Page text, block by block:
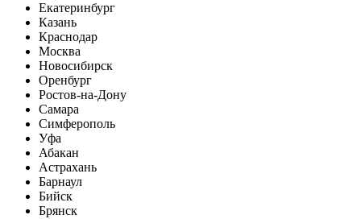
Екатеринбург
Казань
Краснодар
Москва
Новосибирск
Оренбург
Ростов-на-Дону
Самара
Симферополь
Уфа
Абакан
Астрахань
Барнаул
Бийск
Брянск